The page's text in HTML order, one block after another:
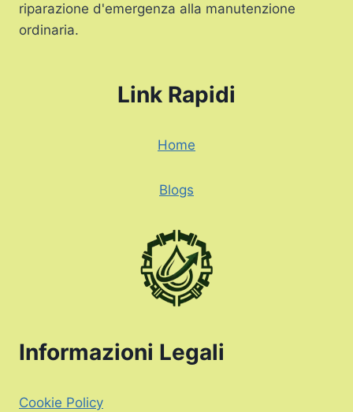
riparazione d'emergenza alla manutenzione
ordinaria.
Link Rapidi
Home
Blogs
Informazioni Legali
Cookie Policy